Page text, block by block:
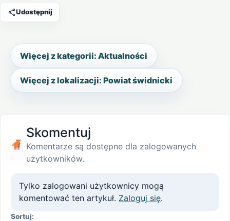
Udostępnij
Więcej z kategorii: Aktualności
Więcej z lokalizacji: Powiat świdnicki
Skomentuj
Komentarze są dostępne dla zalogowanych
użytkowników.
Tylko zalogowani użytkownicy mogą
komentować ten artykuł. Zaloguj się.
Sortuj: